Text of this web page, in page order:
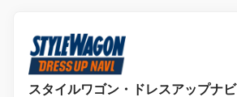
スタイルワゴン・ドレスアップナビ